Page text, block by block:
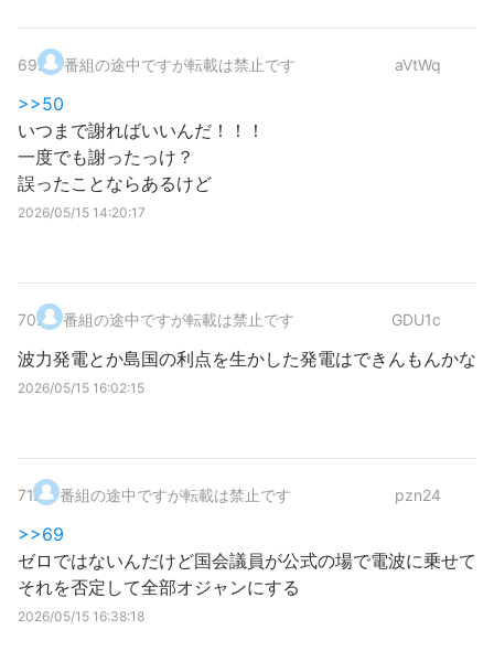
69. 番組の途中ですが転載は禁止です aVtWq
>>50
いつまで謝ればいいんだ！！！
一度でも謝ったっけ？
誤ったことならあるけど
2026/05/15 14:20:17
70. 番組の途中ですが転載は禁止です GDU1c
波力発電とか島国の利点を生かした発電はできんもんかな
2026/05/15 16:02:15
71. 番組の途中ですが転載は禁止です pzn24
>>69
ゼロではないんだけど国会議員が公式の場で電波に乗せて
それを否定して全部オジャンにする
2026/05/15 16:38:18